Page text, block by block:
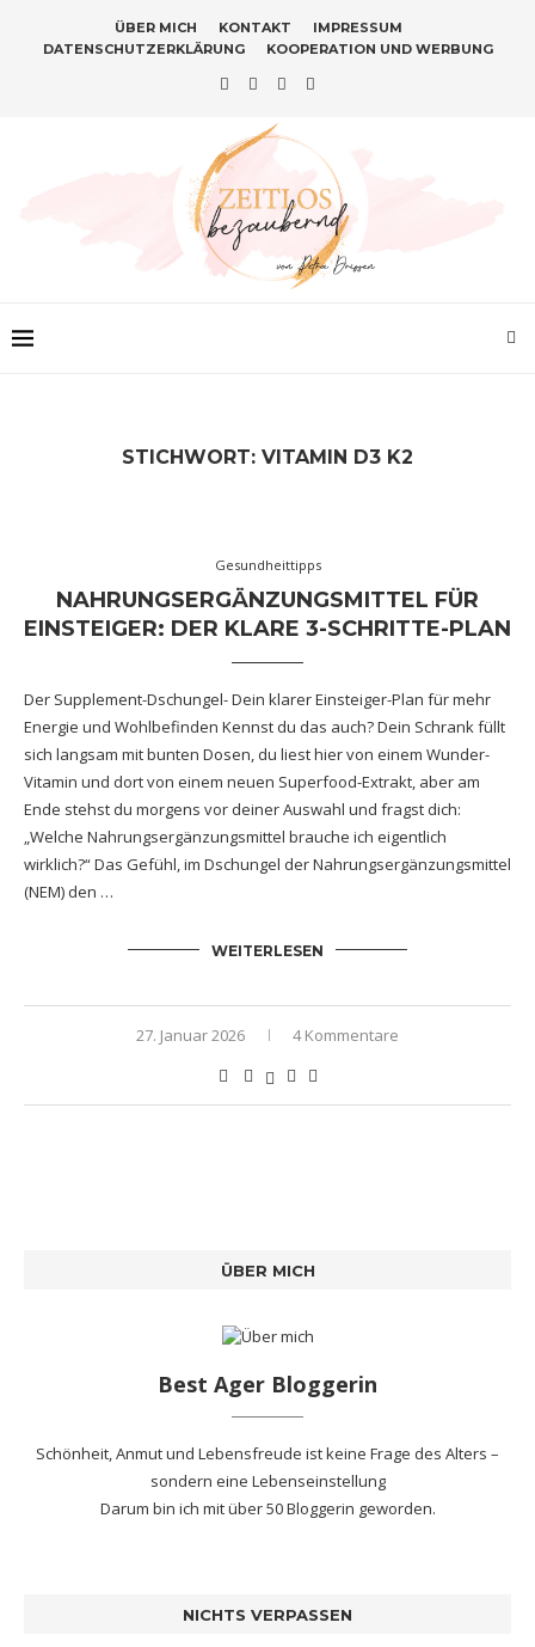
ÜBER MICH KONTAKT
IMPRESSUM
DATENSCHUTZERKLÄRUNG
KOOPERATION UND WERBUNG
STICHWORT: VITAMIN D3 K2
Gesundheittipps
NAHRUNGSERGÄNZUNGSMITTEL FÜR
EINSTEIGER: DER KLARE 3-SCHRITTE-PLAN
Der Supplement-Dschungel- Dein klarer Einsteiger-Plan für mehr
Energie und Wohlbefinden Kennst du das auch? Dein Schrank füllt
sich langsam mit bunten Dosen, du liest hier von einem Wunder-
Vitamin und dort von einem neuen Superfood-Extrakt, aber am
Ende stehst du morgens vor deiner Auswahl und fragst dich:
„Welche Nahrungsergänzungsmittel brauche ich eigentlich
wirklich?“ Das Gefühl, im Dschungel der Nahrungsergänzungsmittel
(NEM) den …
WEITERLESEN
27. Januar 2026 4 Kommentare
ÜBER MICH
Best Ager Bloggerin
Schönheit, Anmut und Lebensfreude ist keine Frage des Alters –
sondern eine Lebenseinstellung
Darum bin ich mitüber 50 Bloggerin geworden.
NICHTS VERPASSEN